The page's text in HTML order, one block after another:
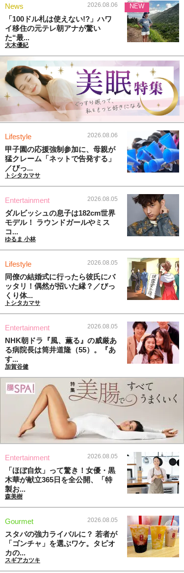
News 2026.08.06
「100ドル札は使えない!?」ハワ
イ移住の元テレ朝アナが驚い
た“最...
大木優紀
NEW
Lifestyle 2026.08.06
甲子園の応援強制参加に、母親が
猛クレーム「ネットで告発する」
／びっ...
トシタカマサ
Entertainment 2026.08.05
ダルビッシュの息子は182cm世界
モデル！ ラウンドガールやミス
コ...
ゆるま 小林
Lifestyle 2026.08.05
同僚の結婚式に行ったら彼氏にバ
ッタリ！偶然が招いた縁？／びっ
くり体...
トシタカマサ
Entertainment 2026.08.05
NHK朝ドラ『風、薫る』の威厳あ
る病院長は筒井道隆（55）。『あ
す...
加賀谷健
Entertainment 2026.08.05
「ほぼ自炊」って驚き！女優・黒
木華が献立365日を全公開、「特
製お...
森美樹
Gourmet 2026.08.05
スタバの強力ライバルに？ 若者が
「ゴンチャ」を選ぶワケ。タピオ
カの...
スギアカツキ